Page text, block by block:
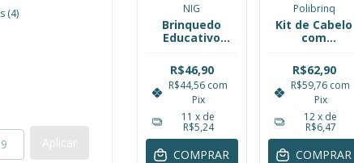
(4)
Aplicar
NIG
Brinquedo
Educativo
Veste e
Brinca em
Madeira Nig
R$46,90
R$44,56 com
Pix
11 x de
R$5,24
COMPRAR
Polibrinq
Kit de Cabelo
com
Miçanga
Infantil
Polibrinq
R$62,90
R$59,76 com
Pix
12x de
R$6,47
COMPRAR